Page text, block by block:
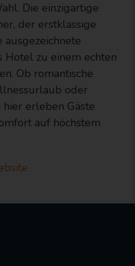
Die einzigartige
der erstklassige
Hotel zu einem echten
Ob romantische
oder
erleben Gäste
auf höchstem